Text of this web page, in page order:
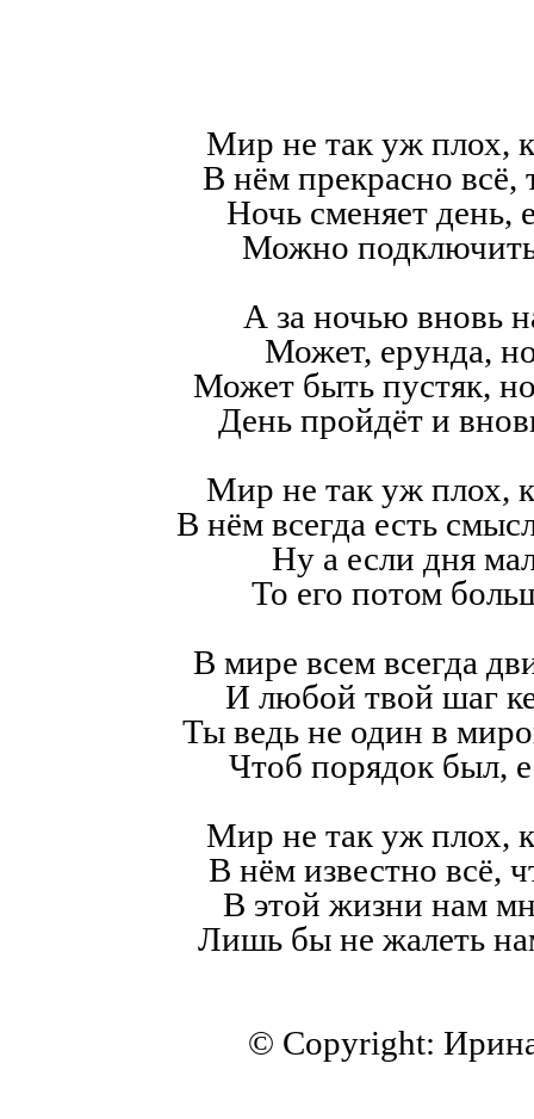
Мир не так уж плох,
В нём прекрасно всё,
Ночь сменяет день,
Можно
А за ночью вновь
Может, ерунда,
Может быть пустяк,
День пройдёт и
Мир не так уж плох,
В нём всегда есть
Ну а если дня
То его потом
В мире всем всегда
И любой твой шаг
Ты ведь не один в
Чтоб порядок был,
Мир не так уж плох,
В нём известно всё,
В этой жизни нам
Лишь бы не жалеть
© Copyright: